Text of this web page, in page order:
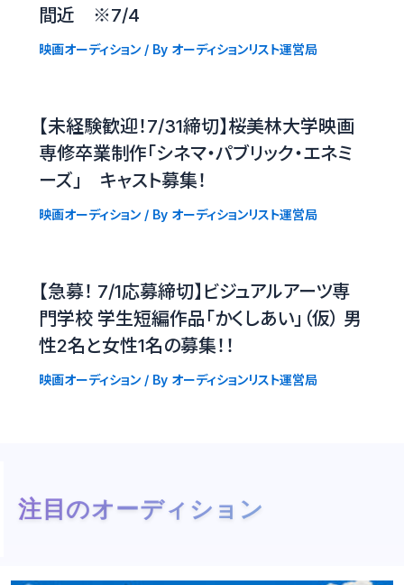
間近 ※7/4
映画オーディション/ By オーディションリスト運営局
【未経験歓迎！7/31締切】桜美林大学映画
専修卒業制作「シネマ・パブリック・エネミ
ーズ」 キャスト募集！
映画オーディション/ By オーディションリスト運営局
【急募！ 7/1応募締切】ビジュアルアーツ専
門学校 学生短編作品「かくしあい」（仮） 男
性2名と女性1名の募集！！
映画オーディション/ By オーディションリスト運営局
注目のオーディション